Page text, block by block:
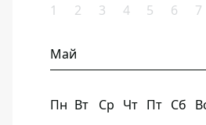
1 2 3 4 5 6 7
Май
Пн Вт Ср Чт Пт Сб